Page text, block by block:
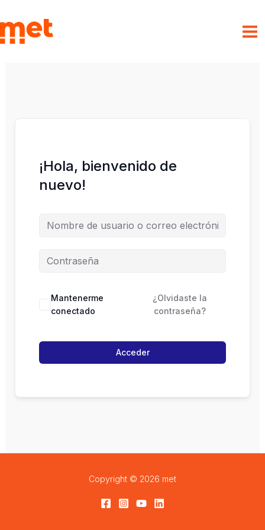
al
contenido
¡Hola, bienvenido de
nuevo!
Mantenerme
conectado
¿Olvidaste la
contraseña?
Acceder
Copyright © 2026 met